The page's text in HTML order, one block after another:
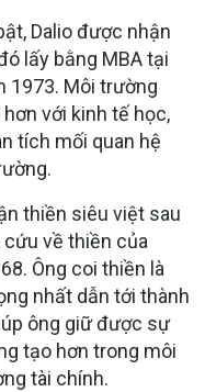
Dalio được nhận
lấy bằng MBA tại
1973. Môi trường
với kinh tế học,
tích mối quan hệ
thiền siêu việt sau
về thiền của
Ông coi thiền là
nhất dẫn tới thành
ông giữ được sự
tạo hơn trong môi
tài chính.